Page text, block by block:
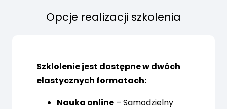
Opcje realizacji szkolenia
Szklolenie jest dostępne w dwóch
elastycznych formatach:
Nauka online – Samodzielny